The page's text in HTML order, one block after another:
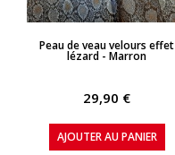
APERÇU RAPIDE
Peau de veau velours effet
lézard - Marron
29,90 €
AJOUTER AU PANIER